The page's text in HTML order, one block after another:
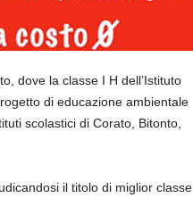
dove la classe I H dell’Istituto
di educazione ambientale
scolastici di Corato, Bitonto,
il titolo di miglior classe